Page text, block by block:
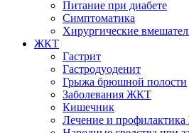
Питание при диабете
Симптоматика
Хирургические
ЖКТ
Гастрит
Гастродуоденит
Грыжа брюшной полости
Заболевания ЖКТ
Кишечник
Лечение и